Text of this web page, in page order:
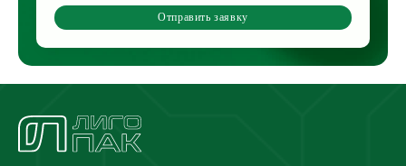
Отправить заявку